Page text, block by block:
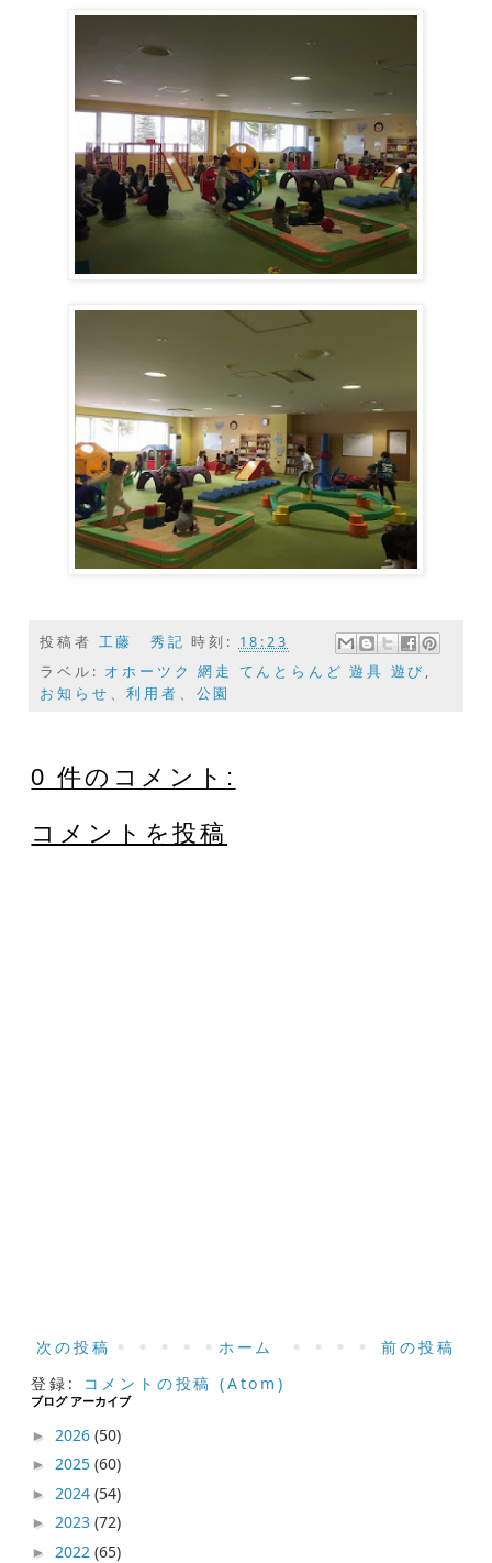
投稿者 工藤 秀記 時刻: 18:23
ラベル: オホーツク 網走 てんとらんど 遊具 遊び ,
お知らせ、利用者、公園
0 件のコメント:
コメントを投稿
次の投稿 前の投稿
ホーム
登録:
コメントの投稿 (Atom)
ブログ アーカイブ
► 2026(50)
► 2025(60)
► 2024(54)
► 2023(72)
► 2022(65)